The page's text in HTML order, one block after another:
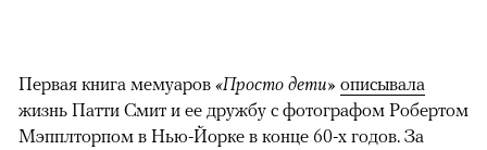
Первая книга мемуаров «Просто дети» описывала
жизнь Патти Смит и ее дружбу с фотографом Робертом
Мэпплторпом в Нью-Йорке в конце 60-х годов. За